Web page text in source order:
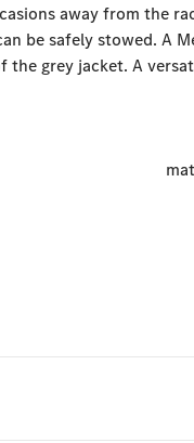
away from the
be safely stowed. A
grey jacket. A